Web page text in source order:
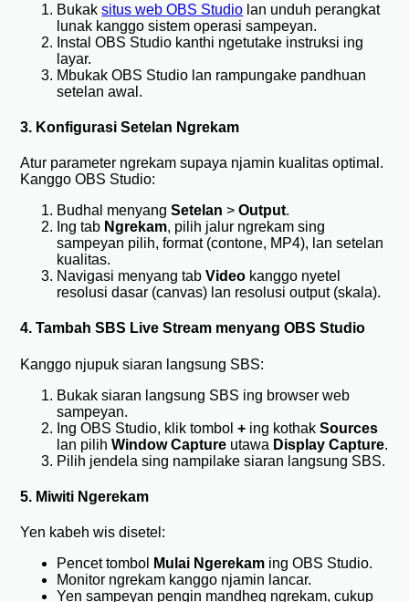
Bukaksitus web OBS Studio lan unduh perangkat
lunak kanggo sistem operasi sampeyan.
Instal OBS Studio kanthi ngetutake instruksi ing
layar.
Mbukak OBS Studio lan rampungake pandhuan
setelan awal.
3. Konfigurasi Setelan Ngrekam
Atur parameter ngrekam supaya njamin kualitas optimal.
Kanggo OBS Studio:
Budhal menyangSetelan >Output.
Ing tab Ngrekam, pilih jalur ngrekam sing
sampeyan pilih, format (contone, MP4), lan setelan
kualitas.
Navigasi menyang tabVideo kanggo nyetel
resolusi dasar (canvas) lan resolusi output (skala).
4. Tambah SBS Live Stream menyang OBS Studio
Kanggo njupuk siaran langsung SBS:
Bukak siaran langsung SBS ing browser web
sampeyan.
Ing OBS Studio, klik tombol+ ing kothakSources
lan pilihWindow Capture utawa Display Capture.
Pilih jendela sing nampilake siaran langsung SBS.
5. Miwiti Ngerekam
Yen kabeh wis disetel:
Pencet tombol
Mulai Ngerekam ing OBS Studio.
Monitor ngrekam kanggo njamin lancar.
Yen sampeyan pengin mandheg ngrekam, cukup